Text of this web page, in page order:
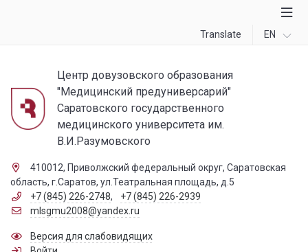
Translate EN
Центр довузовского образования
"Медицинский предуниверсарий"
Саратовского государственного
медицинского университета им.
В.И.Разумовского
410012, Приволжский федеральный округ, Саратовская
область, г.Саратов, ул.Театральная площадь, д.5
+7 (845) 226-2748,
+7 (845) 226-2939
mlsgmu2008@yandex.ru
Версия для слабовидящих